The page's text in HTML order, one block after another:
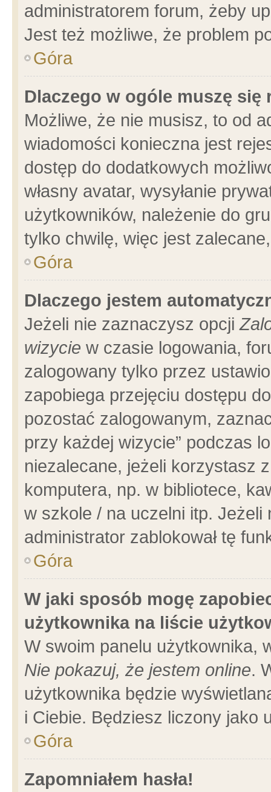
administratorem forum, żeby
Jest też możliwe, że problem
Góra
Dlaczego w ogóle muszę się
Możliwe, że nie musisz, to od
wiadomości konieczna jest
dostęp do dodatkowych
własny avatar, wysyłanie
użytkowników, należenie do
tylko chwilę, więc jest
Góra
Dlaczego jestem
Jeżeli nie zaznaczysz opcji
wizycie w czasie logowania,
zalogowany tylko przez
zapobiega przejęciu dostępu
pozostać zalogowanym,
przy każdej wizycie” podczas
niezalecane, jeżeli korzystasz
komputera, np. w bibliotece,
w szkole / na uczelni itp.
administrator zablokował tę
Góra
W jaki sposób mogę
użytkownika na liście
W swoim panelu użytkownika,
Nie pokazuj, że jestem online.
użytkownika będzie
i Ciebie. Będziesz liczony jako
Góra
Zapomniałem hasła!